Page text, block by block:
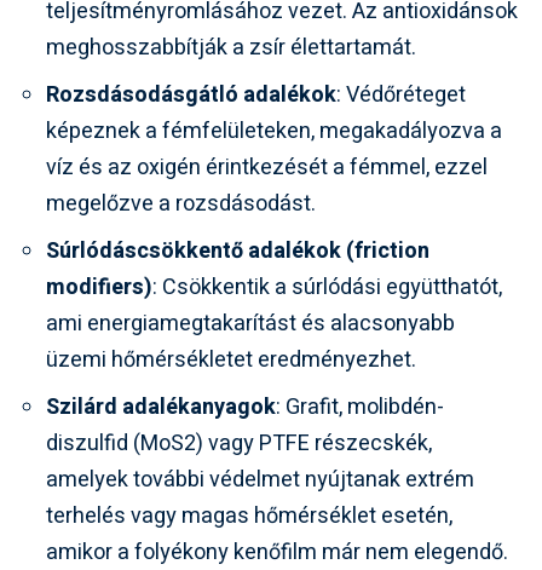
teljesítményromlásához vezet. Az antioxidánsok
meghosszabbítják a zsír élettartamát.
Rozsdásodásgátló adalékok: Védőréteget
képeznek a fémfelületeken, megakadályozva a
víz és az oxigén érintkezését a fémmel, ezzel
megelőzve a rozsdásodást.
Súrlódáscsökkentő adalékok (friction
modifiers): Csökkentik a súrlódási együtthatót,
ami energiamegtakarítást és alacsonyabb
üzemi hőmérsékletet eredményezhet.
Szilárd adalékanyagok: Grafit, molibdén-
diszulfid (MoS2) vagy PTFE részecskék,
amelyek további védelmet nyújtanak extrém
terhelés vagy magas hőmérséklet esetén,
amikor a folyékony kenőfilm már nem elegendő.